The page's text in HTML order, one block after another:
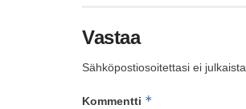
Vastaa
Sähköpostiosoitettasi ei julkaista.
Kommentti *